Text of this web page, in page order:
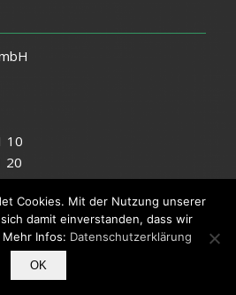
10
20
bau.de
Bau GmbH
Cookies. Mit der Nutzung unserer
damit einverstanden, dass wir
Infos: Datenschutzerklärung
OK